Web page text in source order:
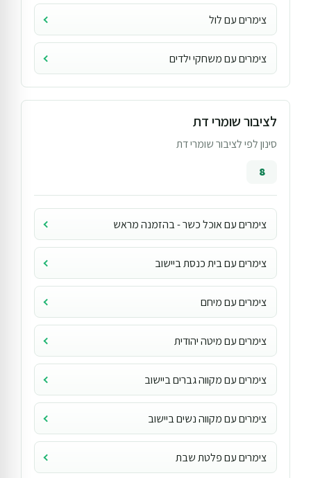
צימרים עם לול
צימרים עם משחקי ילדים
לציבור שומרי דת
סינון לפי לציבור שומרי דת
8
צימרים עם אוכל כשר - בהזמנה מראש
צימרים עם בית כנסת ביישוב
צימרים עם מיחם
צימרים עם מיטה יהודית
צימרים עם מקווה גברים ביישוב
צימרים עם מקווה נשים ביישוב
צימרים עם פלטת שבת